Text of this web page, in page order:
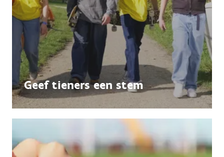
Geef tieners een stem